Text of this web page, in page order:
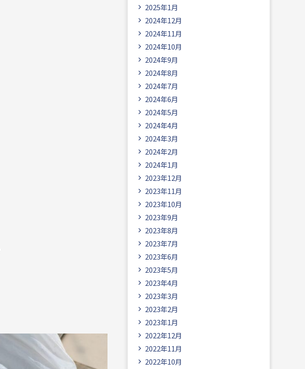
2025年1月
2024年12月
2024年11月
2024年10月
2024年9月
2024年8月
2024年7月
2024年6月
2024年5月
2024年4月
2024年3月
2024年2月
2024年1月
2023年12月
2023年11月
2023年10月
2023年9月
2023年8月
2023年7月
2023年6月
2023年5月
2023年4月
2023年3月
2023年2月
2023年1月
2022年12月
2022年11月
2022年10月